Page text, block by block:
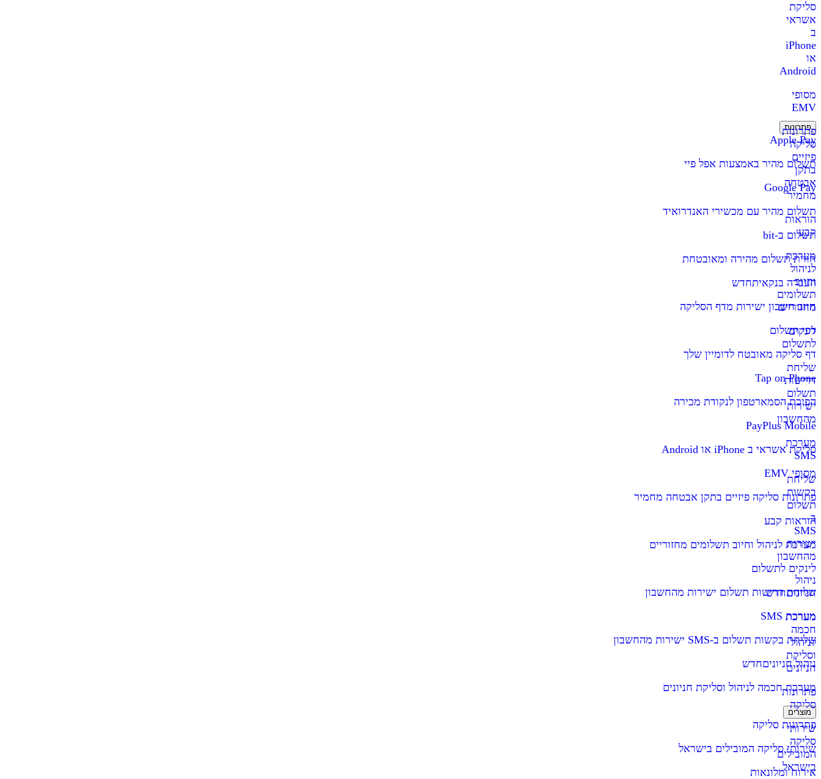
סליקת
אשראי
ב
iPhone
או
Android
מסופי
EMV
פתרונות
סליקה
פיזיים
בתקן
אבטחה
מחמיר
הוראות
קבע
מערכת
לניהול
וחיוב
תשלומים
מחזוריים
לינקים
לתשלום
שליחת
דרישות
תשלום
ישירות
מהחשבון
מערכת
SMS
שליחת
בקשות
תשלום
ב-
SMS
ישירות
מהחשבון
ניהול
חניוניםחדש
מערכת
חכמה
לניהול
וסליקת
חניונים
פתרונות
סליקה
שירותי
סליקה
המובילים
בישראל
פתרונות
Apple Pay
תשלום מהיר באמצעות אפל פיי
Google Pay
תשלום מהיר עם מכשירי האנדרואיד
תשלום ב-bit
חווית תשלום מהירה ומאובטחת
העברה בנקאיתחדש
חיוב חשבון ישירות מדף הסליקה
דפי תשלום
דף סליקה מאובטח לדומיין שלך
Tap on Phone
הפיכת הסמארטפון לנקודת מכירה
PayPlus Mobile
סליקת אשראי ב iPhone או Android
מסופי EMV
פתרונות סליקה פיזיים בתקן אבטחה מחמיר
הוראות קבע
מערכת לניהול וחיוב תשלומים מחזוריים
לינקים לתשלום
שליחת דרישות תשלום ישירות מהחשבון
מערכת SMS
שליחת בקשות תשלום ב-SMS ישירות מהחשבון
ניהול חניוניםחדש
מערכת חכמה לניהול וסליקת חניונים
מוצרים
פתרונות סליקה
שירותי סליקה המובילים בישראל
אירוח ומלונאות